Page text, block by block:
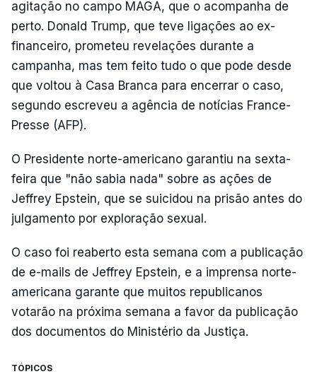
agitação no campo MAGA, que o acompanha de
perto. Donald Trump, que teve ligações ao ex-
financeiro, prometeu revelações durante a
campanha, mas tem feito tudo o que pode desde
que voltou à Casa Branca para encerrar o caso,
segundo escreveu a agência de notícias France-
Presse (AFP).
O Presidente norte-americano garantiu na sexta-
feira que "não sabia nada" sobre as ações de
Jeffrey Epstein, que se suicidou na prisão antes do
julgamento por exploração sexual.
O caso foi reaberto esta semana com a publicação
de e-mails de Jeffrey Epstein, e a imprensa norte-
americana garante que muitos republicanos
votarão na próxima semana a favor da publicação
dos documentos do Ministério da Justiça.
TÓPICOS